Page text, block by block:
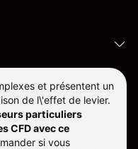
et présentent un
de l\'effet de levier.
particuliers
CFD avec ce
si vous